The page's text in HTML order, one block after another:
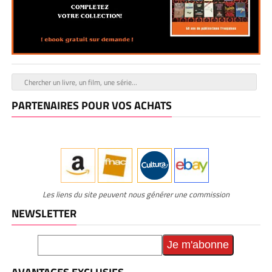
PARTENAIRES POUR VOS ACHATS
Les liens du site peuvent nous générer une commission
NEWSLETTER